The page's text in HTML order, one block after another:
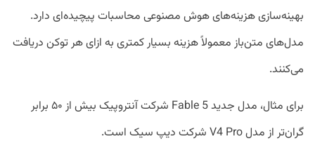
بهینه‌سازی هزینه‌های هوش مصنوعی محاسبات پیچیده‌ای دارد.
مدل‌های متن‌باز معمولاً هزینه بسیار کمتری به ازای هر توکن دریافت
می‌کنند.
برای مثال، مدل جدید Fable 5 شرکت آنتروپیک بیش از ۵۰ برابر
گران‌تر از مدل V4 Pro شرکت دیپ سیک است.